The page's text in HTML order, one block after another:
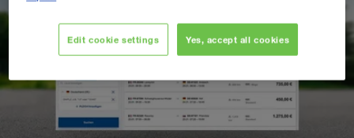
Edit cookie settings Yes, accept all cookies